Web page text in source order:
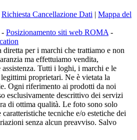
Richiesta Cancellazione Dati | Mappa del
- Posizionamento siti web ROMA -
diretta per i marchi che trattiamo e non
ma effettuiamo vendita,
Tutti i loghi, i marchi e le
proprietari. Ne è vietata la
Ogni riferimento ai prodotti da noi
esclusivamente descrittivo dei servizi
di ottima qualità. Le foto sono solo
tecniche e/o estetiche dei
senza alcun preavviso. Salvo